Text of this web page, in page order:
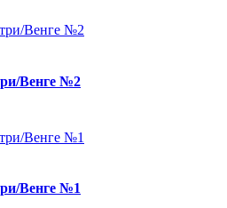
Венге №2
Венге №1